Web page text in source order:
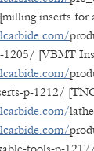
inserts for
1205/ [VBMT
p-1212/